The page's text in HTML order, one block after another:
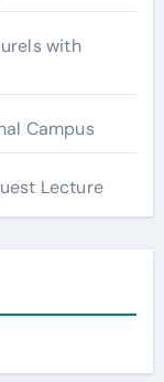
with
Campus
Lecture